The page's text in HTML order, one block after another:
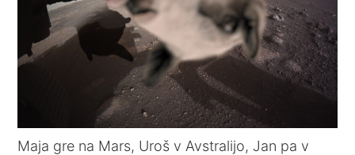
Maja gre na Mars, Uroš v Avstralijo, Jan pa v